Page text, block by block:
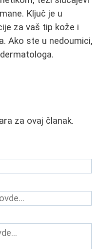
Ključ je u
za vaš tip kože i
Ako ste u nedoumici,
za ovaj članak.